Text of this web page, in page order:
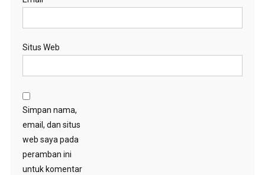
Situs Web
Simpan nama,
email, dan situs
web saya pada
peramban ini
untuk komentar